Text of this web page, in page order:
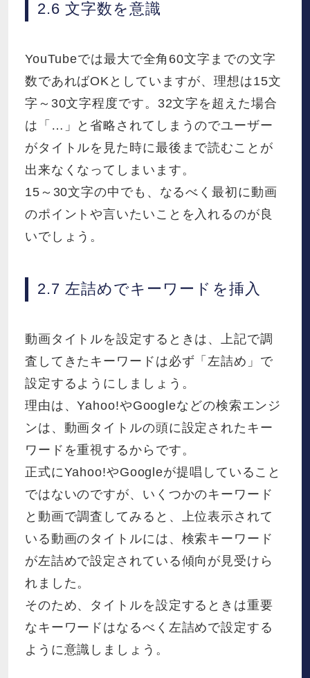
2.6 文字数を意識
YouTubeでは最大で全角60文字までの文字
数であればOKとしていますが、理想は15文
字～30文字程度です。32文字を超えた場合
は「…」と省略されてしまうのでユーザー
がタイトルを見た時に最後まで読むことが
出来なくなってしまいます。
15～30文字の中でも、なるべく最初に動画
のポイントや言いたいことを入れるのが良
いでしょう。
2.7 左詰めでキーワードを挿入
動画タイトルを設定するときは、上記で調
査してきたキーワードは必ず「左詰め」で
設定するようにしましょう。
理由は、Yahoo!やGoogleなどの検索エンジ
ンは、動画タイトルの頭に設定されたキー
ワードを重視するからです。
正式にYahoo!やGoogleが提唱していること
ではないのですが、いくつかのキーワード
と動画で調査してみると、上位表示されて
いる動画のタイトルには、検索キーワード
が左詰めで設定されている傾向が見受けら
れました。
そのため、タイトルを設定するときは重要
なキーワードはなるべく左詰めで設定する
ように意識しましょう。